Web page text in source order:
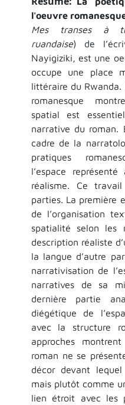
l'oeuvre
Mes transes à
ruandaise) de
Nayigiziki, est une
occupe une place
littéraire du Rwanda.
romanesque
spatial est
narrative du roman.
cadre de la
pratiques
l’espace
réalisme. Ce
parties. La première
de l’organisation
spatialité selon les
description réaliste
la langue d’autre
narrativisation de
narratives de sa
dernière partie
diégétique de
avec la structure
approches
roman ne se
décor devant
mais plutôt comme
lien étroit avec les